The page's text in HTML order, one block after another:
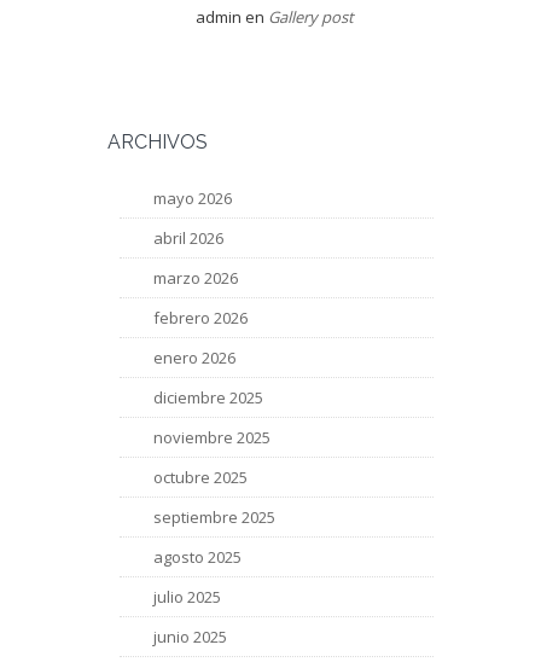
admin en Gallery post
ARCHIVOS
mayo 2026
abril 2026
marzo 2026
febrero 2026
enero 2026
diciembre 2025
noviembre 2025
octubre 2025
septiembre 2025
agosto 2025
julio 2025
junio 2025